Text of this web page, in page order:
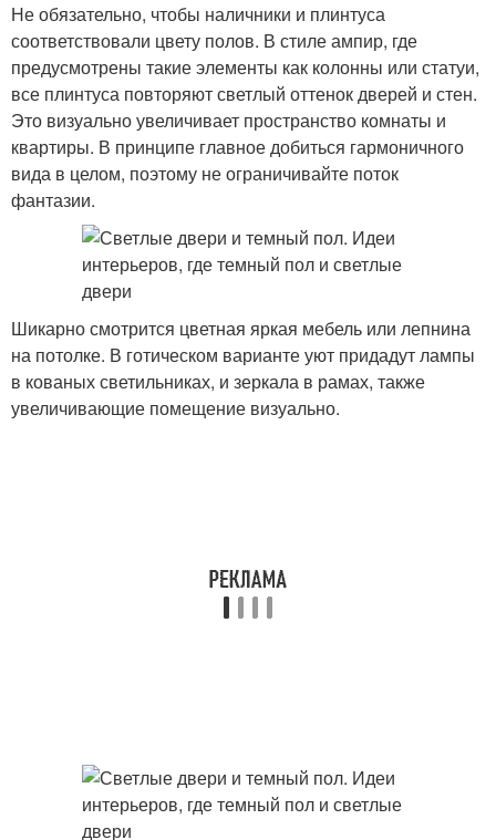
Не обязательно, чтобы наличники и плинтуса
соответствовали цвету полов. В стиле ампир, где
предусмотрены такие элементы как колонны или статуи,
все плинтуса повторяют светлый оттенок дверей и стен.
Это визуально увеличивает пространство комнаты и
квартиры. В принципе главное добиться гармоничного
вида в целом, поэтому не ограничивайте поток
фантазии.
Шикарно смотрится цветная яркая мебель или лепнина
на потолке. В готическом варианте уют придадут лампы
в кованых светильниках, и зеркала в рамах, также
увеличивающие помещение визуально.